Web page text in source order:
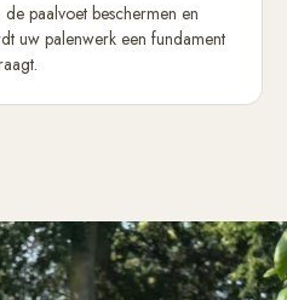
paalvoet beschermen en
uw palenwerk een fundament